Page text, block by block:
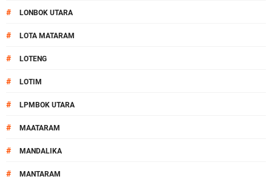
# LONBOK UTARA
# LOTA MATARAM
# LOTENG
# LOTIM
# LPMBOK UTARA
# MAATARAM
# MANDALIKA
# MANTARAM